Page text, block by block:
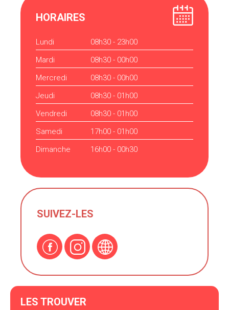
HORAIRES
Lundi
08h30 - 23h00
Mardi
08h30 - 00h00
Mercredi
08h30 - 00h00
Jeudi
08h30 - 01h00
Vendredi
08h30 - 01h00
Samedi
17h00 - 01h00
Dimanche
16h00 - 00h30
SUIVEZ-LES
LES TROUVER